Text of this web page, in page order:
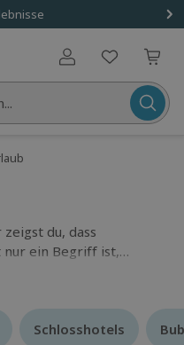
Benutzerkonto
zeigst du, dass
nur ein Begriff ist,
umzusetzen gilt.
Schlosshotels
Schlosshotels